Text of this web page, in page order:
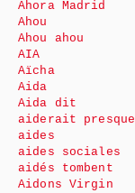
Ahora Madrid
Ahou
Ahou ahou
AIA
Aïcha
Aida
Aida dit
aiderait presque
aides
aides sociales
aidés tombent
Aidons Virgin